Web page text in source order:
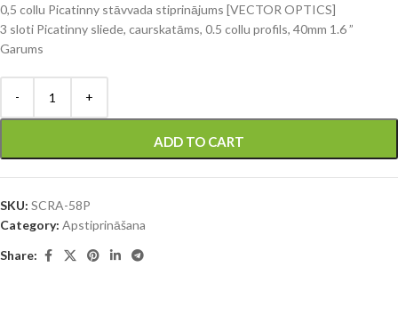
0,5 collu Picatinny stāvvada stiprinājums [VECTOR OPTICS]
3 sloti Picatinny sliede, caurskatāms, 0.5 collu profils, 40mm 1.6 ”
Garums
ADD TO CART
SKU: SCRA-58P
Category: Apstiprināšana
Share: